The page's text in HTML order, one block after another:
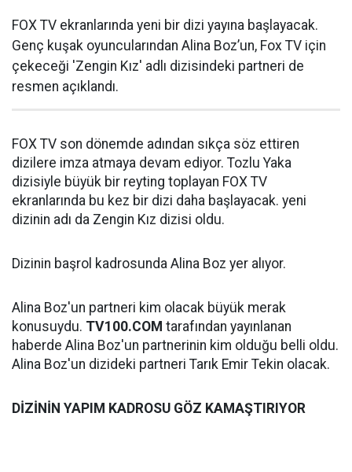
FOX TV ekranlarında yeni bir dizi yayına başlayacak.
Genç kuşak oyuncularından Alina Boz’un, Fox TV için
çekeceği 'Zengin Kız' adlı dizisindeki partneri de
resmen açıklandı.
FOX TV son dönemde adından sıkça söz ettiren
dizilere imza atmaya devam ediyor. Tozlu Yaka
dizisiyle büyük bir reyting toplayan FOX TV
ekranlarında bu kez bir dizi daha başlayacak. yeni
dizinin adı da Zengin Kız dizisi oldu.
Dizinin başrol kadrosunda Alina Boz yer alıyor.
Alina Boz'un partneri kim olacak büyük merak
konusuydu. TV100.COM tarafından yayınlanan
haberde Alina Boz'un partnerinin kim olduğu belli oldu.
Alina Boz'un dizideki partneri Tarık Emir Tekin olacak.
DİZİNİN YAPIM KADROSU GÖZ KAMAŞTIRIYOR